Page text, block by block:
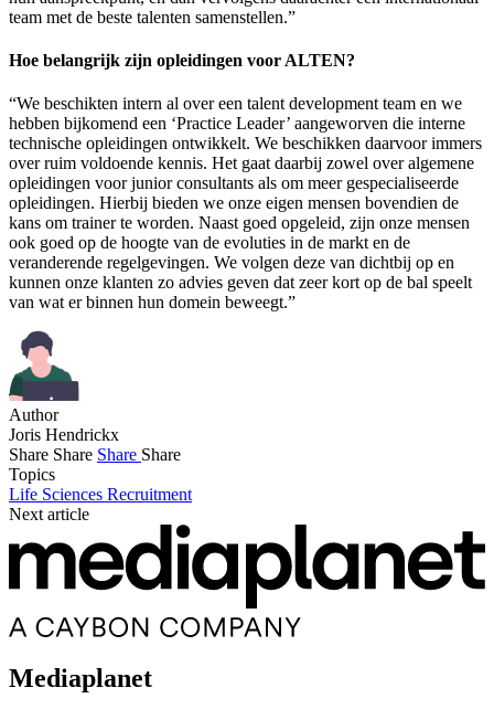
team met de beste talenten samenstellen.”
Hoe belangrijk zijn opleidingen voor ALTEN?
“We beschikten intern al over een talent development team en we
hebben bijkomend een ‘Practice Leader’ aangeworven die interne
technische opleidingen ontwikkelt. We beschikken daarvoor immers
over ruim voldoende kennis. Het gaat daarbij zowel over algemene
opleidingen voor junior consultants als om meer gespecialiseerde
opleidingen. Hierbij bieden we onze eigen mensen bovendien de
kans om trainer te worden. Naast goed opgeleid, zijn onze mensen
ook goed op de hoogte van de evoluties in de markt en de
veranderende regelgevingen. We volgen deze van dichtbij op en
kunnen onze klanten zo advies geven dat zeer kort op de bal speelt
van wat er binnen hun domein beweegt.”
Author
Joris Hendrickx
Share Share Share Share
Topics
Life Sciences Recruitment
Next article
Mediaplanet